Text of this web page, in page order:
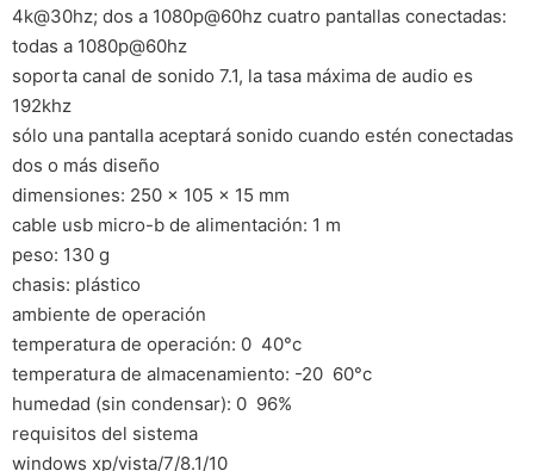
4k@30hz; dos a 1080p@60hz cuatro pantallas conectadas:
todas a 1080p@60hz
soporta canal de sonido 7.1, la tasa máxima de audio es
192khz
sólo una pantalla aceptará sonido cuando estén conectadas
dos o más diseño
dimensiones: 250 x 105 x 15 mm
cable usb micro-b de alimentación: 1 m
peso: 130 g
chasis: plástico
ambiente de operación
temperatura de operación: 0  40°c
temperatura de almacenamiento: -20  60°c
humedad (sin condensar): 0  96%
requisitos del sistema
windows xp/vista/7/8.1/10